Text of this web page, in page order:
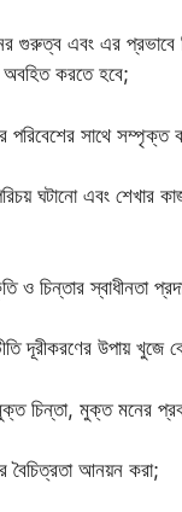
গুরুত্ব এবং এর প্রভাবে
করতে হবে;
পরিবেশের সাথে
ঘটানো এবং শেখার
ও চিন্তার স্বাধীনতা
দূরীকরণের উপায় খুজে
চিন্তা, মুক্ত মনের
বৈচিত্রতা আনয়ন করা;